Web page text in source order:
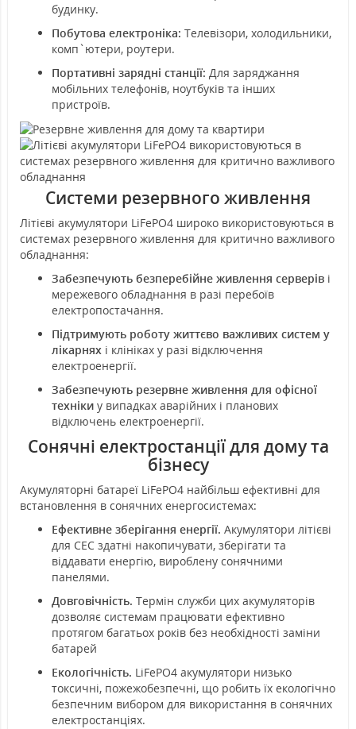
будинку.
Побутова електроніка: Телевізори, холодильники,
комп`ютери, роутери.
Портативні зарядні станції: Для заряджання
мобільних телефонів, ноутбуків та інших
пристроїв.
Системи резервного живлення
Літієві акумулятори LiFePO4 широко використовуються в
системах резервного живлення для критично важливого
обладнання:
Забезпечують безперебійне живлення серверів і
мережевого обладнання в разі перебоїв
електропостачання.
Підтримують роботу життєво важливих систем у
лікарнях і клініках у разі відключення
електроенергії.
Забезпечують резервне живлення для офісної
техніки у випадках аварійних і планових
відключень електроенергії.
Сонячні електростанції для дому та
бізнесу
Акумуляторні батареї LiFePO4 найбільш ефективні для
встановлення в сонячних енергосистемах:
Ефективне зберігання енергії. Акумулятори літієві
для СЕС здатні накопичувати, зберігати та
віддавати енергію, вироблену сонячними
панелями.
Довговічність. Термін служби цих акумуляторів
дозволяє системам працювати ефективно
протягом багатьох років без необхідності заміни
батарей
Екологічність. LiFePO4 акумулятори низько
токсичні, пожежобезпечні, що робить їх екологічно
безпечним вибором для використання в сонячних
електростанціях.